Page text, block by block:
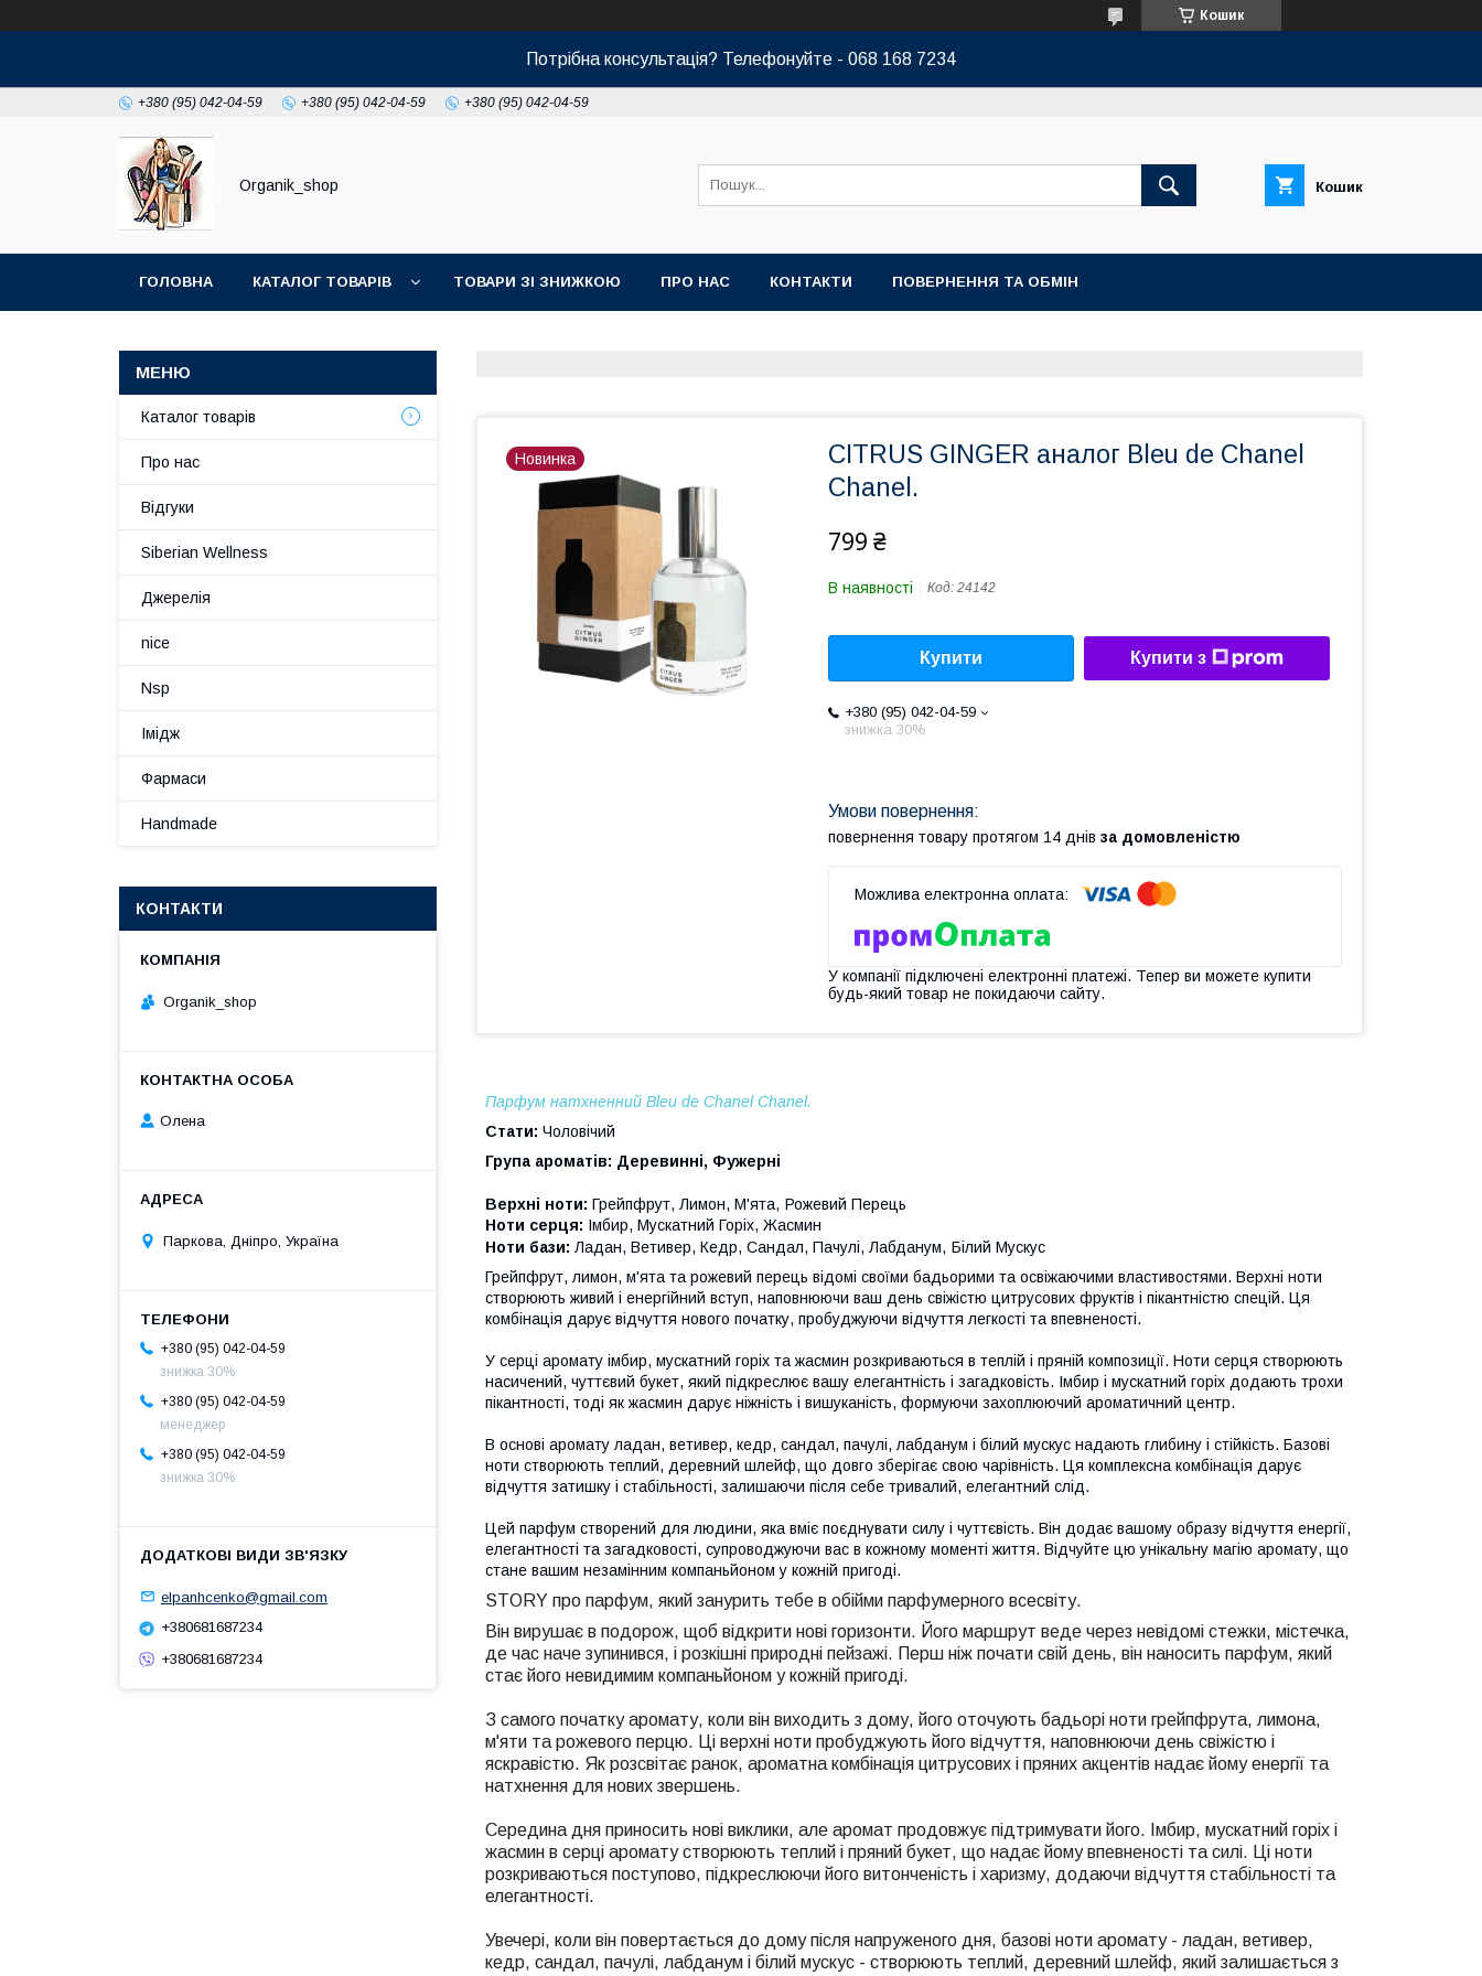
Кошик
Потрібна консультація? Телефонуйте - 068 168 7234
+380 (95) 042-04-59 +380 (95) 042-04-59 +380 (95) 042-04-59
Organik_shop Кошик
ГОЛОВНА КАТАЛОГ ТОВАРІВ ТОВАРИ ЗІ ЗНИЖКОЮ ПРО НАС КОНТАКТИ ПОВЕРНЕННЯ ТА ОБМІН
Новинка
CITRUS GINGER аналог Bleu de Chanel
Chanel.
799 ₴
В наявності Код: 24142
Купити Купити з
+380 (95) 042-04-59
знижка 30%
повернення товару протягом 14 днів за домовленістю
У компанії підключені електронні платежі. Тепер ви можете купити
будь-який товар не покидаючи сайту.
Парфум натхненний Bleu de Chanel Chanel.
Стати: Чоловічий
Група ароматів: Деревинні, Фужерні
Верхні ноти: Грейпфрут, Лимон, М'ята, Рожевий Перець
Ноти серця: Імбир, Мускатний Горіх, Жасмин
Ноти бази: Ладан, Ветивер, Кедр, Сандал, Пачулі, Лабданум, Білий Мускус
Грейпфрут, лимон, м'ята та рожевий перець відомі своїми бадьорими та освіжаючими властивостями. Верхні ноти
створюють живий і енергійний вступ, наповнюючи ваш день свіжістю цитрусових фруктів і пікантністю спецій. Ця
комбінація дарує відчуття нового початку, пробуджуючи відчуття легкості та впевненості.
У серці аромату імбир, мускатний горіх та жасмин розкриваються в теплій і пряній композиції. Ноти серця створюють
насичений, чуттєвий букет, який підкреслює вашу елегантність і загадковість. Імбир і мускатний горіх додають трохи
пікантності, тоді як жасмин дарує ніжність і вишуканість, формуючи захоплюючий ароматичний центр.
В основі аромату ладан, ветивер, кедр, сандал, пачулі, лабданум і білий мускус надають глибину і стійкість. Базові
ноти створюють теплий, деревний шлейф, що довго зберігає свою чарівність. Ця комплексна комбінація дарує
відчуття затишку і стабільності, залишаючи після себе тривалий, елегантний слід.
Цей парфум створений для людини, яка вміє поєднувати силу і чуттєвість. Він додає вашому образу відчуття енергії,
елегантності та загадковості, супроводжуючи вас в кожному моменті життя. Відчуйте цю унікальну магію аромату, що
стане вашим незамінним компаньйоном у кожній пригоді.
STORY про парфум, який занурить тебе в обійми парфумерного всесвіту.
Він вирушає в подорож, щоб відкрити нові горизонти. Його маршрут веде через невідомі стежки, містечка,
де час наче зупинився, і розкішні природні пейзажі. Перш ніж почати свій день, він наносить парфум, який
стає його невидимим компаньйоном у кожній пригоді.
З самого початку аромату, коли він виходить з дому, його оточують бадьорі ноти грейпфрута, лимона,
м'яти та рожевого перцю. Ці верхні ноти пробуджують його відчуття, наповнюючи день свіжістю і
яскравістю. Як розсвітає ранок, ароматна комбінація цитрусових і пряних акцентів надає йому енергії та
натхнення для нових звершень.
Середина дня приносить нові виклики, але аромат продовжує підтримувати його. Імбир, мускатний горіх і
жасмин в серці аромату створюють теплий і пряний букет, що надає йому впевненості та силі. Ці ноти
розкриваються поступово, підкреслюючи його витонченість і харизму, додаючи відчуття стабільності та
елегантності.
Увечері, коли він повертається до дому після напруженого дня, базові ноти аромату - ладан, ветивер,
кедр, сандал, пачулі, лабданум і білий мускус - створюють теплий, деревний шлейф, який залишається з
Каталог товарів
Про нас
Відгуки
Siberian Wellness
Джерелія
nice
Nsp
Імідж
Фармаси
Handmade
КОНТАКТИ
Organik_shop
Олена
Паркова, Дніпро, Україна
+380 (95) 042-04-59
знижка 30%
+380 (95) 042-04-59
менеджер
+380 (95) 042-04-59
знижка 30%
elpanhcenko@gmail.com
+380681687234
+380681687234